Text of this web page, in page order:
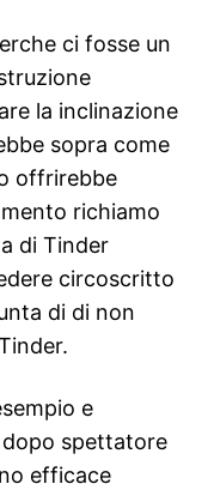
ci fosse un
la inclinazione
sopra come
offrirebbe
richiamo
di Tinder
circoscritto
di di non
e
spettatore
efficace